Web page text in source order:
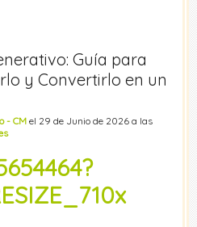
Guía para
y Convertirlo en un
- CMel 29 de Junio de 2026 a las